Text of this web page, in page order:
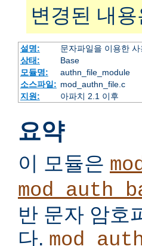
변경된 내
설명:
문자파일을 이용한
상태:
Base
모듈명:
authn_file_module
소스파일: mod_authn_file.c
지원:
아파치 2.1 이후
요약
이 모듈은
반 문자 암호
다.